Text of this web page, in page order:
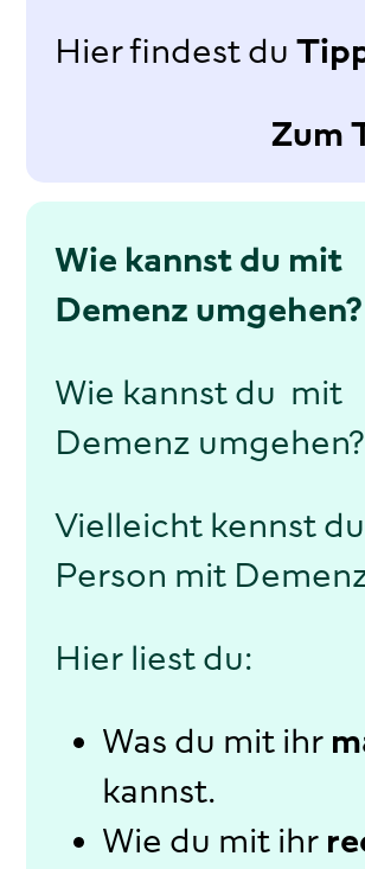
Hier findest du
Zum
Wie kannst du mit
Demenz umgehen?
Wie kannst du mit
Demenz umgehen?
Vielleicht kennst
Person mit
Hier liest du:
Was du mit ihr
kannst.
Wie du mit ihr